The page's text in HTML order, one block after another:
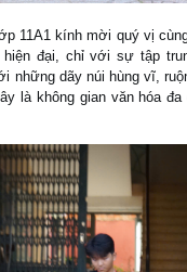
11A1 kính mời quý vị
hiện đại, chỉ với sự tập
những dãy núi hùng vĩ,
là không gian văn hóa